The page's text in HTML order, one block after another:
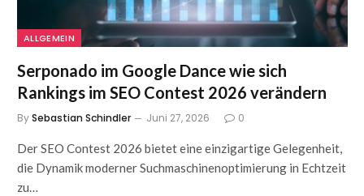
ALLGEMEIN
Serponado im Google Dance wie sich
Rankings im SEO Contest 2026 verändern
BySebastian Schindler Juni 27, 2026 0
Der SEO Contest 2026 bietet eine einzigartige Gelegenheit,
die Dynamik moderner Suchmaschinenoptimierung in Echtzeit
zu…